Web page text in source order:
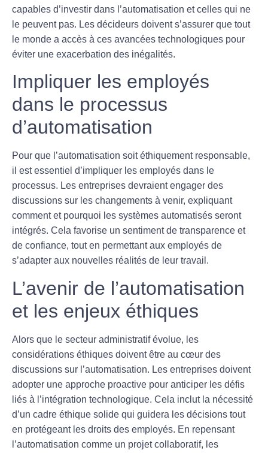
capables d’investir dans l’automatisation et celles qui ne
le peuvent pas. Les décideurs doivent s’assurer que tout
le monde a accès à ces avancées technologiques pour
éviter une exacerbation des inégalités.
Impliquer les employés
dans le processus
d’automatisation
Pour que l’automatisation soit éthiquement responsable,
il est essentiel d’impliquer les employés dans le
processus. Les entreprises devraient engager des
discussions sur les changements à venir, expliquant
comment et pourquoi les systèmes automatisés seront
intégrés. Cela favorise un sentiment de transparence et
de confiance, tout en permettant aux employés de
s’adapter aux nouvelles réalités de leur travail.
L’avenir de l’automatisation
et les enjeux éthiques
Alors que le secteur administratif évolue, les
considérations éthiques doivent être au cœur des
discussions sur l’automatisation. Les entreprises doivent
adopter une approche proactive pour anticiper les défis
liés à l’intégration technologique. Cela inclut la nécessité
d’un cadre éthique solide qui guidera les décisions tout
en protégeant les droits des employés. En repensant
l’automatisation comme un projet collaboratif, les